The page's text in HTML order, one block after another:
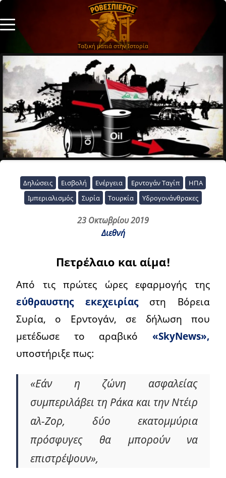
Ταξική ματιά στην Ιστορία
Δηλώσεις Εισβολή Ενέργεια Ερντογάν Ταγίπ
ΗΠΑ
Ιμπεριαλισμός
Συρία Τουρκία Υδρογονάνθρακες
23 Οκτωβρίου 2019
Διεθνή
Πετρέλαιο και αίμα!
Από τις πρώτες ώρες εφαρμογής της
εύθραυστης εκεχειρίαςστη Βόρεια
Συρία, ο Ερντογάν, σε δήλωση που
μετέδωσε το αραβικό «SkyNews»,
υποστήριξε πως:
«Εάν η ζώνη ασφαλείας
συμπεριλάβει τη Ράκα και την Ντέιρ
αλ-Ζορ, δύο εκατομμύρια
πρόσφυγες θα μπορούν να
επιστρέψουν»,